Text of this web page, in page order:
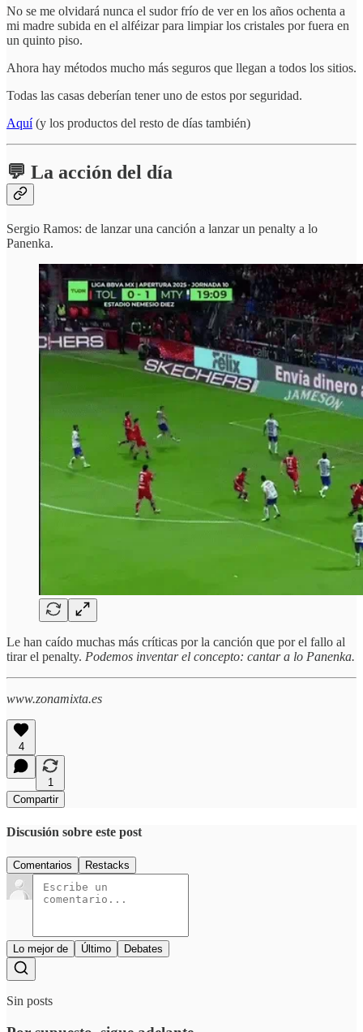
No se me olvidará nunca el sudor frío de ver en los años ochenta a
mi madre subida en el alféizar para limpiar los cristales por fuera en
un quinto piso.
Ahora hay métodos mucho más seguros que llegan a todos los sitios.
Todas las casas deberían tener uno de estos por seguridad.
Aquí(y los productos del resto de días también)
💬 La acción del día
Sergio Ramos: de lanzar una canción a lanzar un penalty a lo
Panenka.
Le han caído muchas más críticas por la canción que por el fallo al
tirar el penalty. Podemos inventar el concepto: cantar a lo Panenka.
www.zonamixta.es
4
1
Compartir
Discusión sobre este post
Comentarios Restacks
Lo mejor de Último Debates
Sin posts